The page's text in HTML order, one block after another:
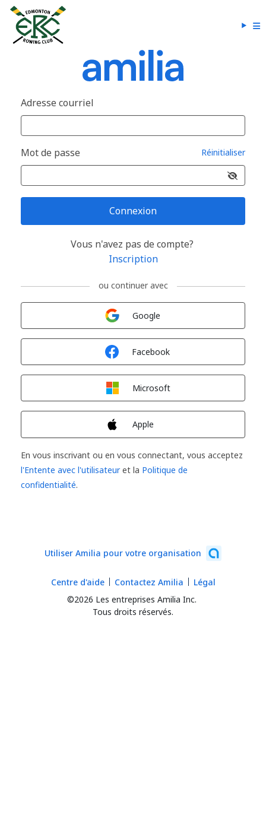
Adresse courriel
Mot de passe Réinitialiser
Connexion
Vous n'avez pas de compte?
Inscription
ou continuer avec
Google
Facebook
Microsoft
Apple
En vous inscrivant ou en vous connectant, vous acceptez
l'Entente avec l'utilisateuret la Politique de
confidentialité.
Utiliser Amilia pour votre organisation
©2026 Les entreprises Amilia Inc.
Tous droits réservés.
Centre d'aide Contactez Amilia Légal